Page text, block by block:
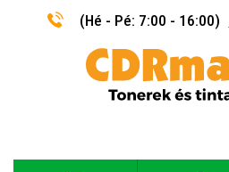
(Hé - Pé: 7:00 - 16:00)